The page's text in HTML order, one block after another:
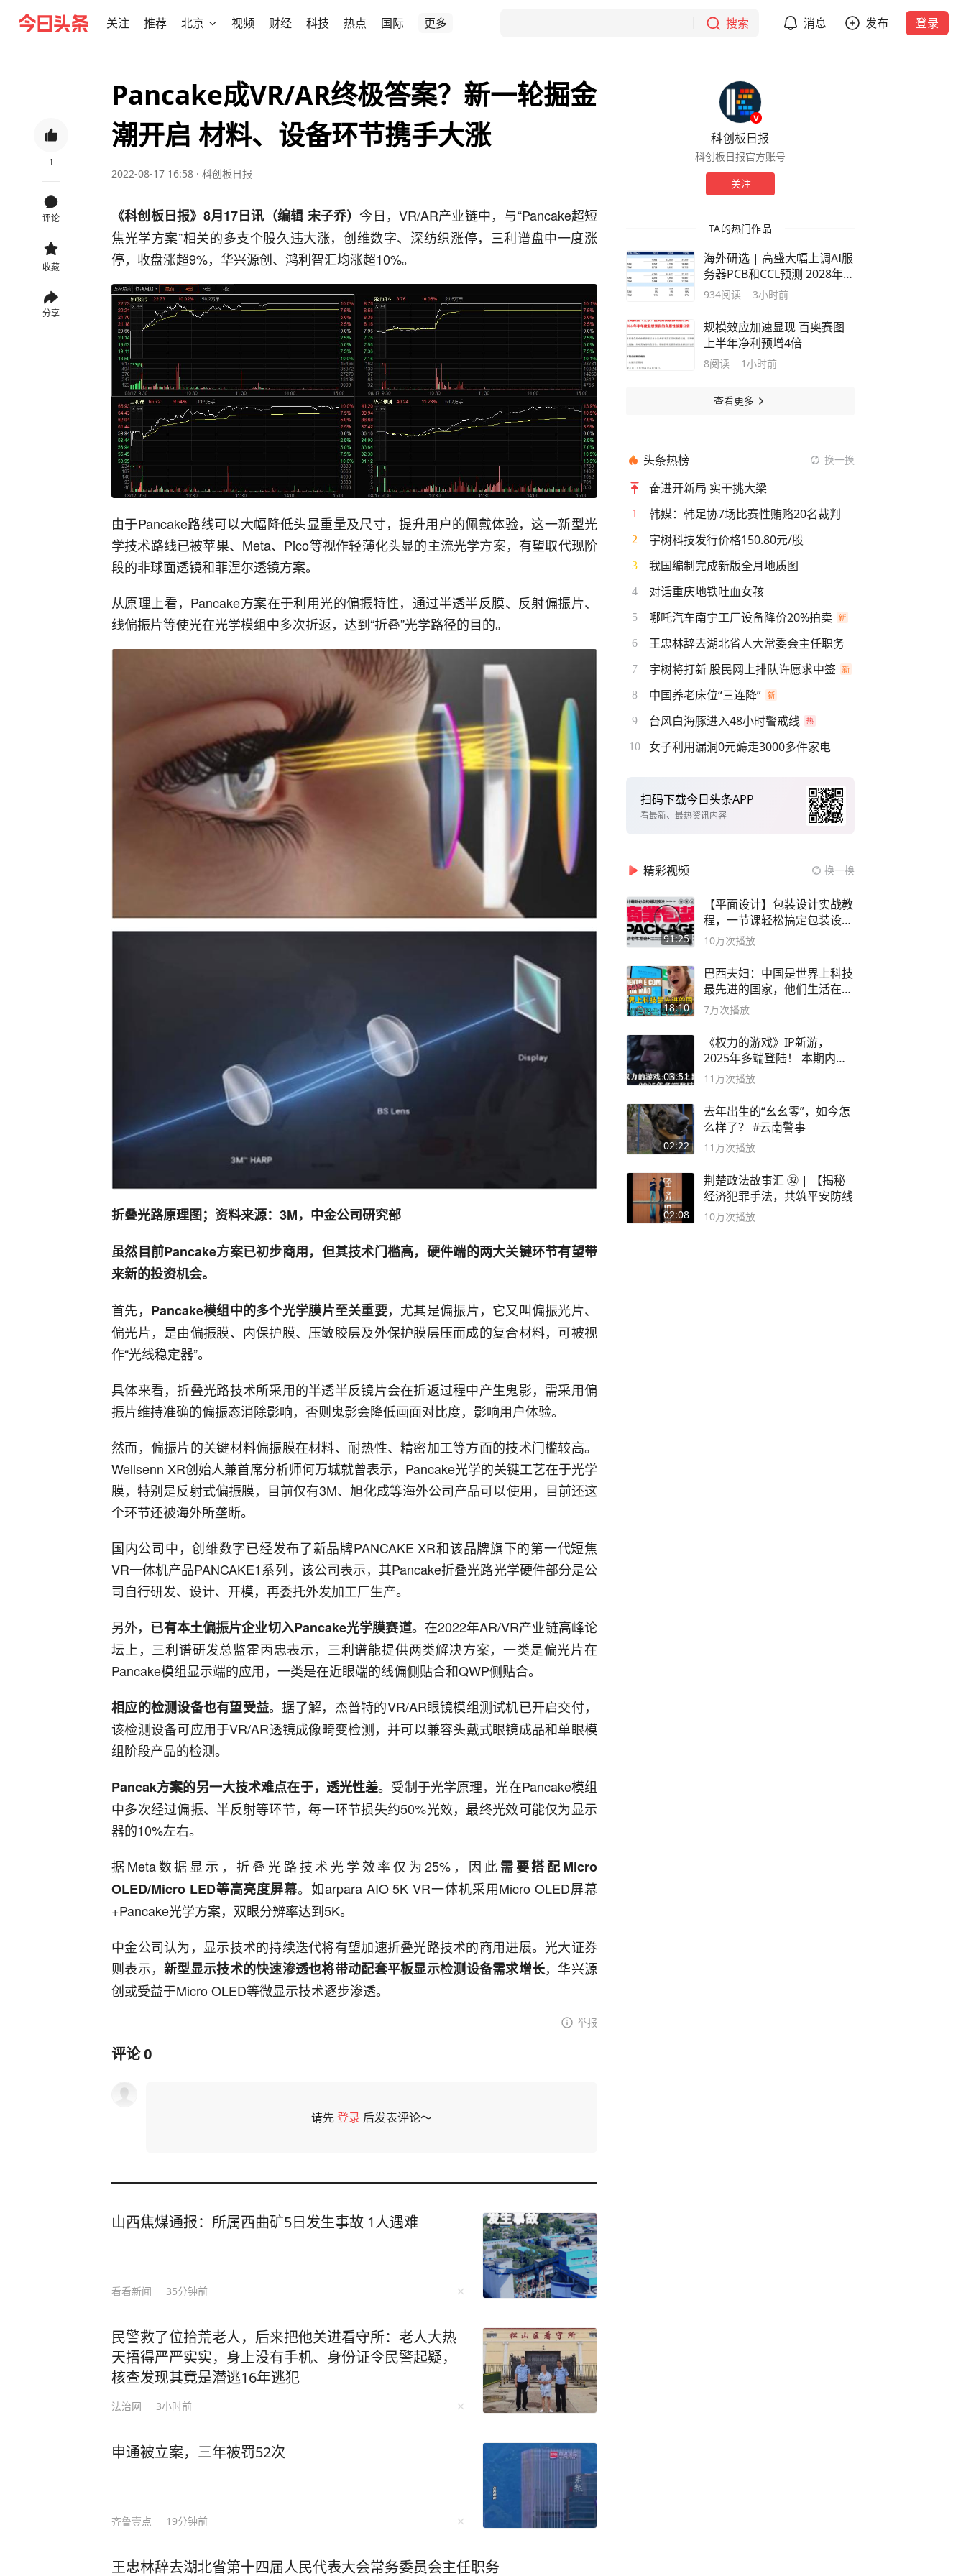
关注 推荐 北京 视频 财经 科技 热点 国际 更多 搜索 消息 发布 登录
1
评论
收藏
分享
Pancake成VR/AR终极答案？新一轮掘金
潮开启 材料、设备环节携手大涨
2022-08-17 16:58 · 科创板日报
《科创板日报》8月17日讯（编辑 宋子乔）今日，VR/AR产业链中，与“Pancake超短
焦光学方案”相关的多支个股久违大涨，创维数字、深纺织涨停，三利谱盘中一度涨
停，收盘涨超9%，华兴源创、鸿利智汇均涨超10%。
由于Pancake路线可以大幅降低头显重量及尺寸，提升用户的佩戴体验，这一新型光
学技术路线已被苹果、Meta、Pico等视作轻薄化头显的主流光学方案，有望取代现阶
段的非球面透镜和菲涅尔透镜方案。
从原理上看，Pancake方案在于利用光的偏振特性，通过半透半反膜、反射偏振片、
线偏振片等使光在光学模组中多次折返，达到“折叠”光学路径的目的。
折叠光路原理图；资料来源：3M，中金公司研究部
虽然目前Pancake方案已初步商用，但其技术门槛高，硬件端的两大关键环节有望带
来新的投资机会。
首先， Pancake模组中的多个光学膜片至关重要，尤其是偏振片，它又叫偏振光片、
偏光片，是由偏振膜、内保护膜、压敏胶层及外保护膜层压而成的复合材料，可被视
作“光线稳定器”。
具体来看，折叠光路技术所采用的半透半反镜片会在折返过程中产生鬼影，需采用偏
振片维持准确的偏振态消除影响，否则鬼影会降低画面对比度，影响用户体验。
然而，偏振片的关键材料偏振膜在材料、耐热性、精密加工等方面的技术门槛较高。
Wellsenn XR创始人兼首席分析师何万城就曾表示，Pancake光学的关键工艺在于光学
膜，特别是反射式偏振膜，目前仅有3M、旭化成等海外公司产品可以使用，目前还这
个环节还被海外所垄断。
国内公司中，创维数字已经发布了新品牌PANCAKE XR和该品牌旗下的第一代短焦
VR一体机产品PANCAKE1系列，该公司表示，其Pancake折叠光路光学硬件部分是公
司自行研发、设计、开模，再委托外发加工厂生产。
另外， 已有本土偏振片企业切入Pancake光学膜赛道。在2022年AR/VR产业链高峰论
坛上，三利谱研发总监霍丙忠表示，三利谱能提供两类解决方案，一类是偏光片在
Pancake模组显示端的应用，一类是在近眼端的线偏侧贴合和QWP侧贴合。
相应的检测设备也有望受益。据了解，杰普特的VR/AR眼镜模组测试机已开启交付，
该检测设备可应用于VR/AR透镜成像畸变检测，并可以兼容头戴式眼镜成品和单眼模
组阶段产品的检测。
Pancak方案的另一大技术难点在于，透光性差。受制于光学原理，光在Pancake模组
中多次经过偏振、半反射等环节，每一环节损失约50%光效，最终光效可能仅为显示
器的10%左右。
据Meta数据显示，折叠光路技术光学效率仅为25%，因此需要搭配Micro
OLED/Micro LED等高亮度屏幕。如arpara AIO 5K VR一体机采用Micro OLED屏幕
+Pancake光学方案，双眼分辨率达到5K。
中金公司认为，显示技术的持续迭代将有望加速折叠光路技术的商用进展。光大证券
则表示，新型显示技术的快速渗透也将带动配套平板显示检测设备需求增长，华兴源
创或受益于Micro OLED等微显示技术逐步渗透。
举报
评论0
请先登录 后发表评论～
山西焦煤通报：所属西曲矿5日发生事故 1人遇难
看看新闻 35分钟前
民警救了位拾荒老人，后来把他关进看守所：老人大热
天捂得严严实实，身上没有手机、身份证令民警起疑，
核查发现其竟是潜逃16年逃犯
法治网 3小时前
申通被立案，三年被罚52次
齐鲁壹点 19分钟前
王忠林辞去湖北省第十四届人民代表大会常务委员会主任职务
科创板日报
科创板日报官方账号
关注
TA的热门作品
海外研选 | 高盛大幅上调AI服
务器PCB和CCL预测 2028年市
场规模将达840亿和480亿美
934阅读 3小时前
规模效应加速显现 百奥赛图
上半年净利预增4倍
8阅读 1小时前
查看更多
头条热榜 换一换
奋进开新局 实干挑大梁
1 韩媒：韩足协7场比赛性贿赂20名裁判
2 宇树科技发行价格150.80元/股
3 我国编制完成新版全月地质图
4 对话重庆地铁吐血女孩
5 哪吒汽车南宁工厂设备降价20%拍卖
6 王忠林辞去湖北省人大常委会主任职务
7 宇树将打新 股民网上排队许愿求中签
8 中国养老床位“三连降”
9 台风白海豚进入48小时警戒线
10 女子利用漏洞0元薅走3000多件家电
扫码下载今日头条APP
看最新、最热资讯内容
精彩视频 换一换
91:25
【平面设计】包装设计实战教
程，一节课轻松搞定包装设计
流程！
10万次播放
18:10
巴西夫妇：中国是世界上科技
最先进的国家，他们生活在
2999年
7万次播放
03:51
《权力的游戏》IP新游，
2025年多端登陆！ 本期内容
概要
11万次播放
02:22
去年出生的“幺幺零”，如今怎
么样了？ #云南警事
11万次播放
02:08
荆楚政法故事汇 ㉜ | 【揭秘
经济犯罪手法，共筑平安防线
10万次播放